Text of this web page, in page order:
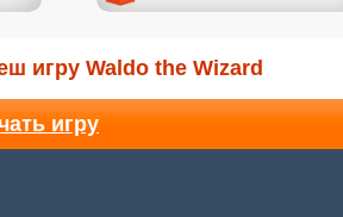
игру Waldo the Wizard
игру